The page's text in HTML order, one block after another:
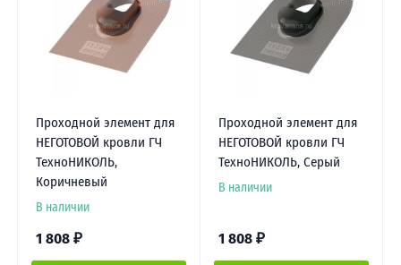
Проходной элемент для
НЕГОТОВОЙ кровли ГЧ
ТехноНИКОЛЬ,
Коричневый
В наличии
1 808 ₽
Проходной элемент для
НЕГОТОВОЙ кровли ГЧ
ТехноНИКОЛЬ, Серый
В наличии
1 808 ₽